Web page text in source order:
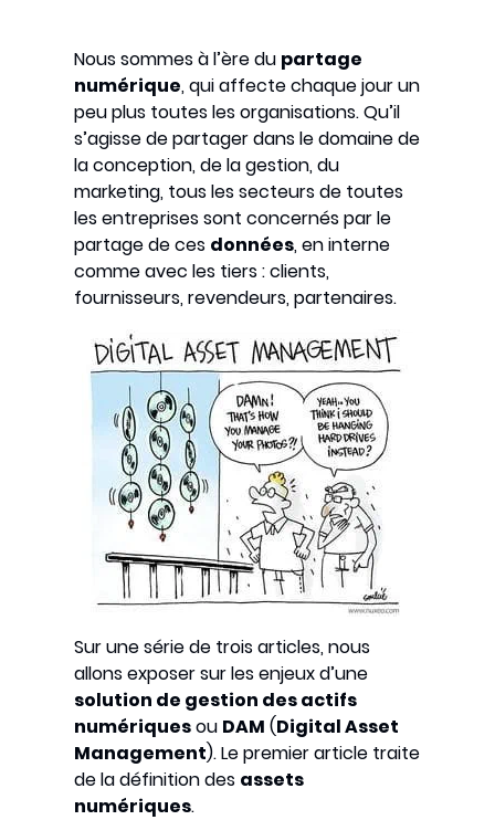
Nous sommes à l’ère du partage
numérique, qui affecte chaque jour un
peu plus toutes les organisations. Qu’il
s’agisse de partager dans le domaine de
la conception, de la gestion, du
marketing, tous les secteurs de toutes
les entreprises sont concernés par le
partage de ces données, en interne
comme avec les tiers : clients,
fournisseurs, revendeurs, partenaires.
Sur une série de trois articles, nous
allons exposer sur les enjeux d’une
solution de gestion des actifs
numériquesou DAM (Digital Asset
Management). Le premier article traite
de la définition des assets
numériques.